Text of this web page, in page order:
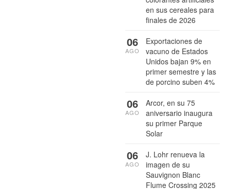
en sus cereales para
finales de 2026
Exportaciones de
vacuno de Estados
Unidos bajan 9% en
primer semestre y las
de porcino suben 4%
06
AGO
Arcor, en su 75
aniversario inaugura
su primer Parque
Solar
06
AGO
J. Lohr renueva la
imagen de su
Sauvignon Blanc
Flume Crossing 2025
06
AGO